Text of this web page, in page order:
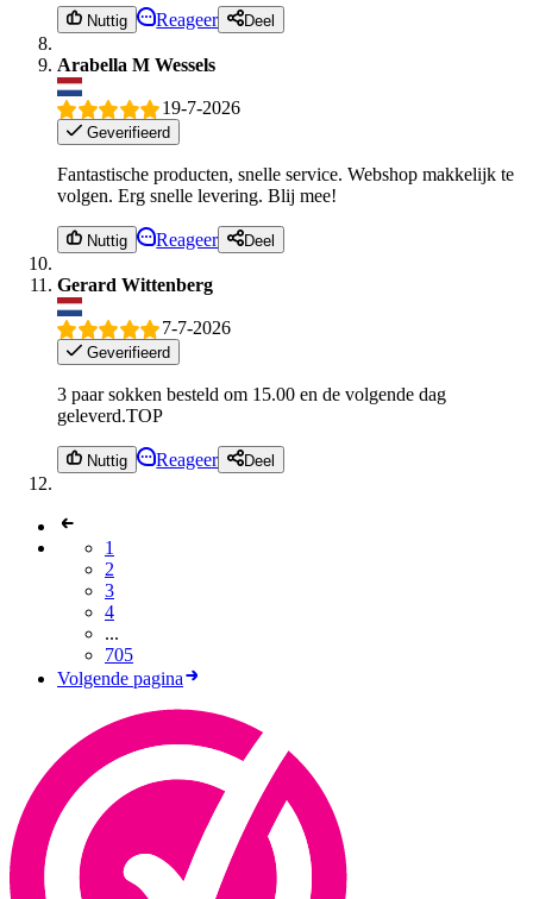
Nuttig Reageer Deel
Arabella M Wessels
19-7-2026
Geverifieerd
Fantastische producten, snelle service. Webshop makkelijk te
volgen. Erg snelle levering. Blij mee!
Nuttig Reageer Deel
Gerard Wittenberg
7-7-2026
Geverifieerd
3 paar sokken besteld om 15.00 en de volgende dag
geleverd.TOP
Nuttig Reageer Deel
1
2
3
4
...
705
Volgende pagina